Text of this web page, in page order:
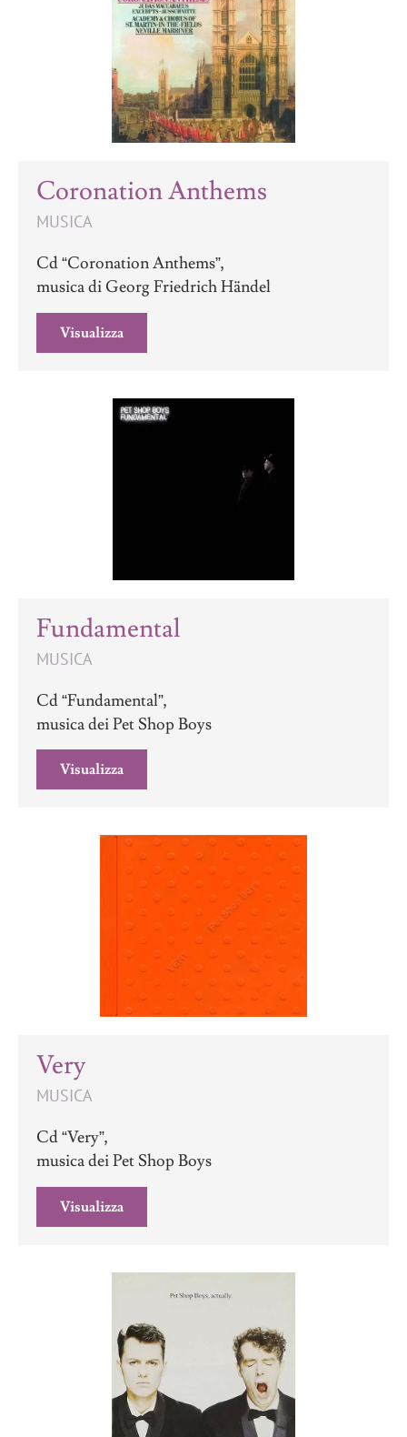
Coronation Anthems
MUSICA
Cd “Coronation Anthems”,
musica di Georg Friedrich Händel
Visualizza
Fundamental
MUSICA
Cd “Fundamental”,
musica dei Pet Shop Boys
Visualizza
Very
MUSICA
Cd “Very”,
musica dei Pet Shop Boys
Visualizza